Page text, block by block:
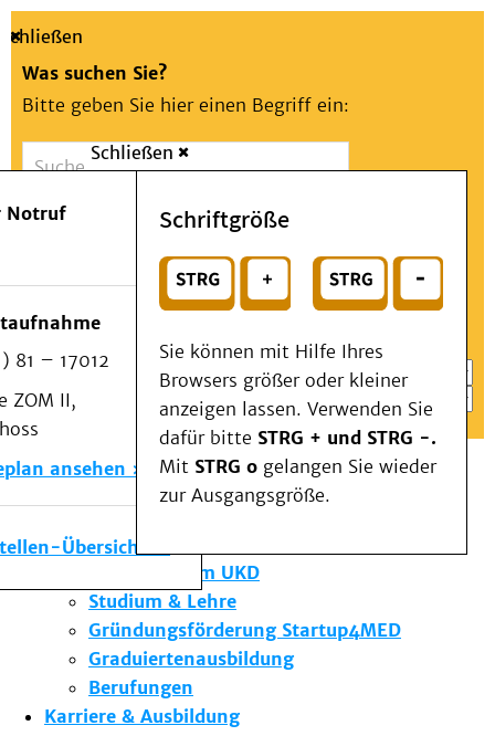
Suche
Schließen
Was suchen Sie?
Bitte geben Sie hier einen Begriff ein:
Suchen
oder
Wählen Sie ein Thema für Ihren Schnelleinstieg
Notfall
Schließen
Notruf
81 – 17012
ZOM II,
ansehen
Übersicht
Schriftgröße
Sie können mit Hilfe Ihres
Browsers größer oder kleiner
anzeigen lassen. Verwenden Sie
dafür bitte STRG + und STRG -.
Mit STRG o gelangen Sie wieder
zur Ausgangsgröße.
Menü
Patienten & Besucher
Kliniken/Institute/Zentren
Als Patient am UKD
Beratung und Unterstützung
Veranstaltungen
Kommunikation im Medizinwesen (KIM)
Notfall
Forschung & Lehre
Die Institute des UKD
Forschung am UKD
Studium & Lehre
Gründungsförderung Startup4MED
Graduiertenausbildung
Berufungen
Karriere & Ausbildung